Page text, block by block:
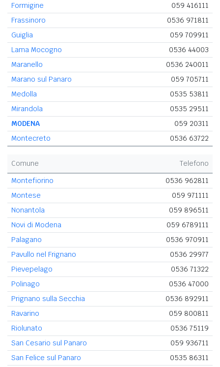
Formigine
059 416111
Frassinoro
0536 971811
Guiglia
059 709911
Lama Mocogno
0536 44003
Maranello
0536 240011
Marano sul Panaro
059 705711
Medolla
0535 53811
Mirandola
0535 29511
MODENA
059 20311
Montecreto
0536 63722
Comune
Telefono
Montefiorino
0536 962811
Montese
059 971111
Nonantola
059 896511
Novi di Modena
059 6789111
Palagano
0536 970911
Pavullo nel Frignano
0536 29977
Pievepelago
0536 71322
Polinago
0536 47000
Prignano sulla Secchia
0536 892911
Ravarino
059 800811
Riolunato
0536 75119
San Cesario sul Panaro
059 936711
San Felice sul Panaro
0535 86311